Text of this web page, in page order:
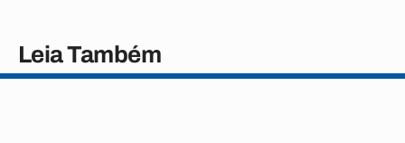
Leia Também